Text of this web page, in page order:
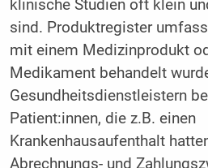
klinische Studien oft klein
sind. Produktregister
mit einem Medizinprodukt
Medikament behandelt
Gesundheitsdienstleistern
Patient:innen, die z.B. einen
Krankenhausaufenthalt
Abrechnungs- und